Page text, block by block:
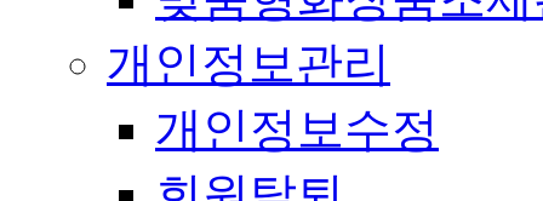
개인정보관리
개인정보수정